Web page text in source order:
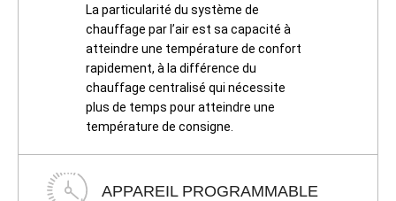
La particularité du système de
chauffage par l’air est sa capacité à
atteindre une température de confort
rapidement, à la différence du
chauffage centralisé qui nécessite
plus de temps pour atteindre une
température de consigne.
APPAREIL PROGRAMMABLE